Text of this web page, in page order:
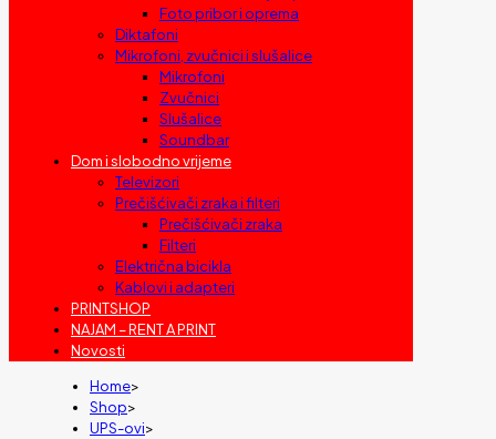
Foto pribor i oprema
Diktafoni
Mikrofoni, zvučnici i slušalice
Mikrofoni
Zvučnici
Slušalice
Soundbar
Dom i slobodno vrijeme
Televizori
Prečišćivači zraka i filteri
Prečišćivači zraka
Filteri
Električna bicikla
Kablovi i adapteri
PRINTSHOP
NAJAM – RENT A PRINT
Novosti
Home>
Shop>
UPS-ovi>